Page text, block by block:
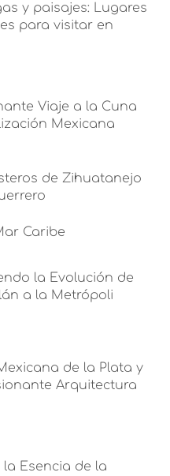
y paisajes: Lugares
para visitar en
Viaje a la Cuna
Mexicana
de Zihuatanejo
Caribe
la Evolución de
a la Metrópoli
de la Plata y
Arquitectura
la Esencia de la